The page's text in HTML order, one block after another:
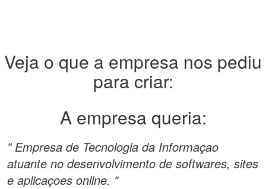
Veja o que a empresa nos pediu
para criar:
A empresa queria:
" Empresa de Tecnologia da Informaçao
atuante no desenvolvimento de softwares, sites
e aplicaçoes online. "